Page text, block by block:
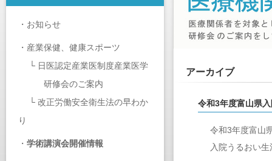
・ お知らせ
・ 産業保健、健康スポーツ
└ 日医認定産業医制度産業医学
研修会のご案内
└ 改正労働安全衛生法の早わか
り
・ 学術講演会開催情報
アーカイブ
令和3年度富山県
令和3年度富山
入院うるおい